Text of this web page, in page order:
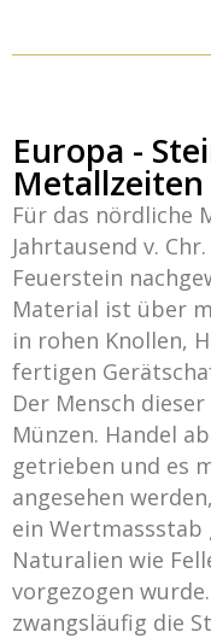
Europa -
Metallzeiten
Für das nördliche
Jahrtausend v.
Feuerstein
Material ist über
in rohen Knollen,
fertigen
Der Mensch
Münzen. Handel
getrieben und es
angesehen
ein
Naturalien wie
vorgezogen
zwangsläufig die